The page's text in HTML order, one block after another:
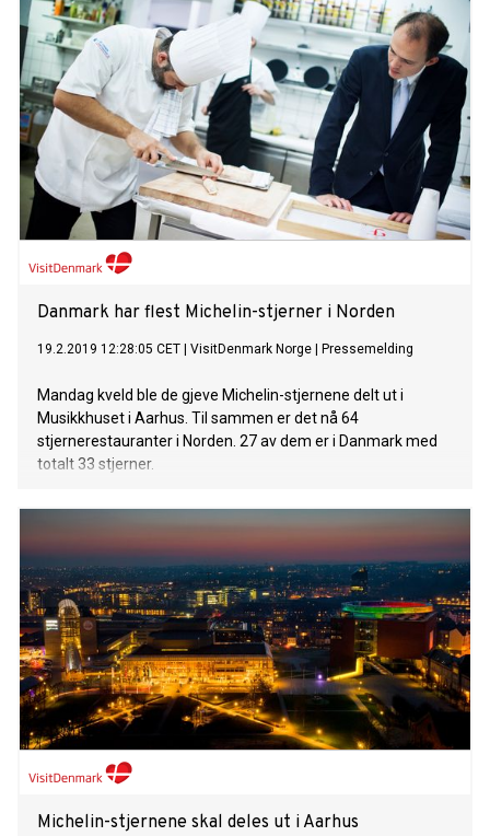
Danmark har flest Michelin-stjerner i Norden
19.2.2019 12:28:05 CET VisitDenmark Norge Pressemelding
Mandag kveld ble de gjeve Michelin-stjernene delt ut i
Musikkhuset i Aarhus. Til sammen er det nå 64
stjernerestauranter i Norden. 27 av dem er i Danmark med
totalt 33 stjerner.
Michelin-stjernene skal deles ut i Aarhus